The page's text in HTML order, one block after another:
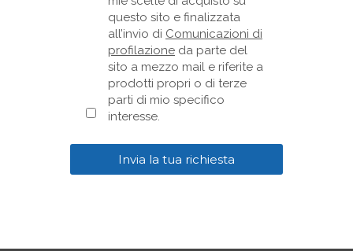
questo sito e finalizzata
all’invio di Comunicazioni di
profilazione da parte del
sito a mezzo mail e riferite a
prodotti propri o di terze
parti di mio specifico
interesse.